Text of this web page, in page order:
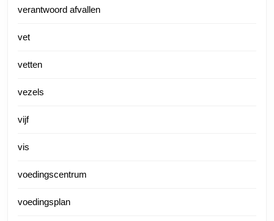
verantwoord afvallen
vet
vetten
vezels
vijf
vis
voedingscentrum
voedingsplan